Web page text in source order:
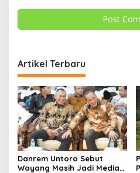
Artikel Terbaru
Danrem Untoro Sebut
Wayang Masih Jadi Media